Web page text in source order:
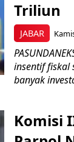
JABAR
Triliun
insentif fiskal
banyak
Komisi